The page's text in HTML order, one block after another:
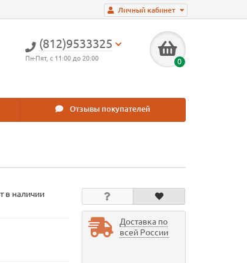
Личный кабинет
(812)9533325
Пн-Пят, с 11:00 до 20:00 0
Отзывы покупателей
в наличии
Доставка по
всей России